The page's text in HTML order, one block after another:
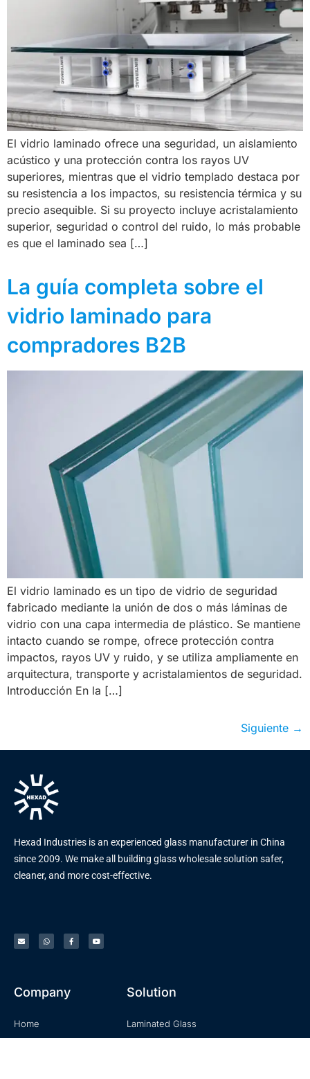
El vidrio laminado ofrece una seguridad, un aislamiento
acústico y una protección contra los rayos UV
superiores, mientras que el vidrio templado destaca por
su resistencia a los impactos, su resistencia térmica y su
precio asequible. Si su proyecto incluye acristalamiento
superior, seguridad o control del ruido, lo más probable
es que el laminado sea […]
La guía completa sobre el
vidrio laminado para
compradores B2B
El vidrio laminado es un tipo de vidrio de seguridad
fabricado mediante la unión de dos o más láminas de
vidrio con una capa intermedia de plástico. Se mantiene
intacto cuando se rompe, ofrece protección contra
impactos, rayos UV y ruido, y se utiliza ampliamente en
arquitectura, transporte y acristalamientos de seguridad.
Introducción En la […]
Siguiente →
Hexad Industries is an experienced glass manufacturer in China
since 2009. We make all building glass wholesale solution safer,
cleaner, and more cost-effective.
Company
Home
Solution
Laminated Glass